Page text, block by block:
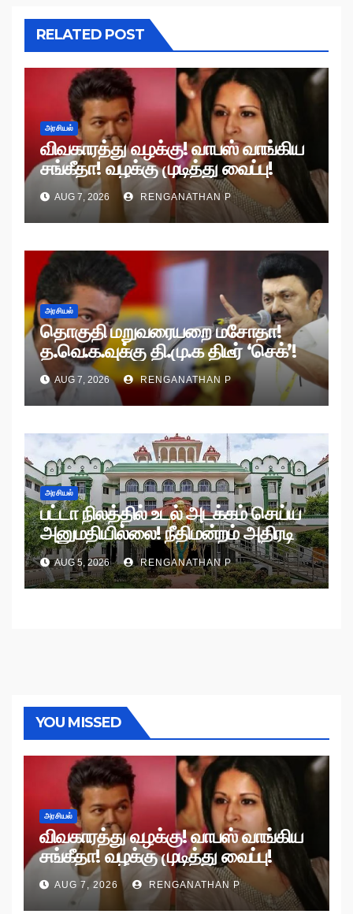
RELATED POST
அரசியல்
விவகாரத்து வழக்கு! வாபஸ் வாங்கிய
சங்கீதா! வழக்கு முடித்து வைப்பு!
AUG 7, 2026 RENGANATHAN P
அரசியல்
தொகுதி மறுவரையறை மசோதா!
த.வெ.க.வுக்கு தி.மு.க திடீர் ‘செக்’!
AUG 7, 2026 RENGANATHAN P
அரசியல்
பட்டா நிலத்தில் உடல் அடக்கம் செய்ய
அனுமதியில்லை! நீதிமன்றம் அதிரடி
உத்தரவு!
AUG 5, 2026 RENGANATHAN P
YOU MISSED
அரசியல்
விவகாரத்து வழக்கு! வாபஸ் வாங்கிய
சங்கீதா! வழக்கு முடித்து வைப்பு!
AUG 7, 2026 RENGANATHAN P